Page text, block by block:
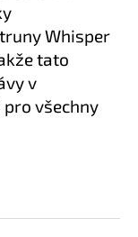
Whisper
tato
v
všechny